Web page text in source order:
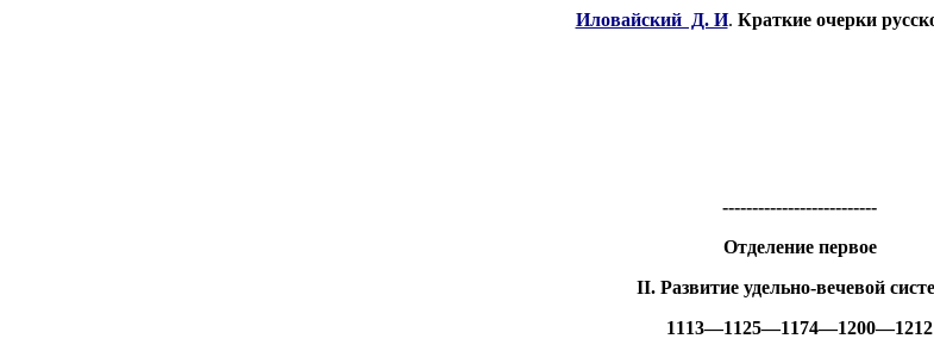
Иловайский Д. И. Краткие очерки
--------------------------
Отделение первое
II. Развитие удельно-вечевой
1113—1125—1174—1200—1212